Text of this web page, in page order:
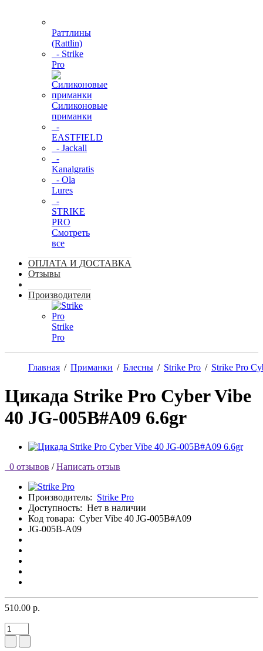
Раттлины
(Rattlin)
- Strike
Pro
Силиконовые
приманки
-
EASTFIELD
- Jackall
-
Kanalgratis
- Ola
Lures
-
STRIKE
PRO
Смотреть
все
ОПЛАТА И ДОСТАВКА
Отзывы
Производители
Strike
Pro
Главная / Приманки / Блесны / Strike Pro / Strike Pro
Цикада Strike Pro Cyber Vibe
40 JG-005B#A09 6.6gr
0 отзывов / Написать отзыв
Производитель: Strike Pro
Доступность: Нет в наличии
Код товара: Cyber Vibe 40 JG-005B#A09
JG-005B-A09
510.00 р.